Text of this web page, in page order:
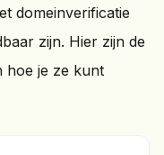
domeinverificatie
zijn. Hier zijn de
hoe je ze kunt